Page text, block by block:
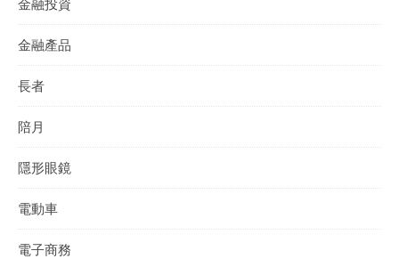
金融投資
金融產品
長者
陪月
隱形眼鏡
電動車
電子商務